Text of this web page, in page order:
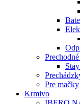
Pre mačky
Krmivo